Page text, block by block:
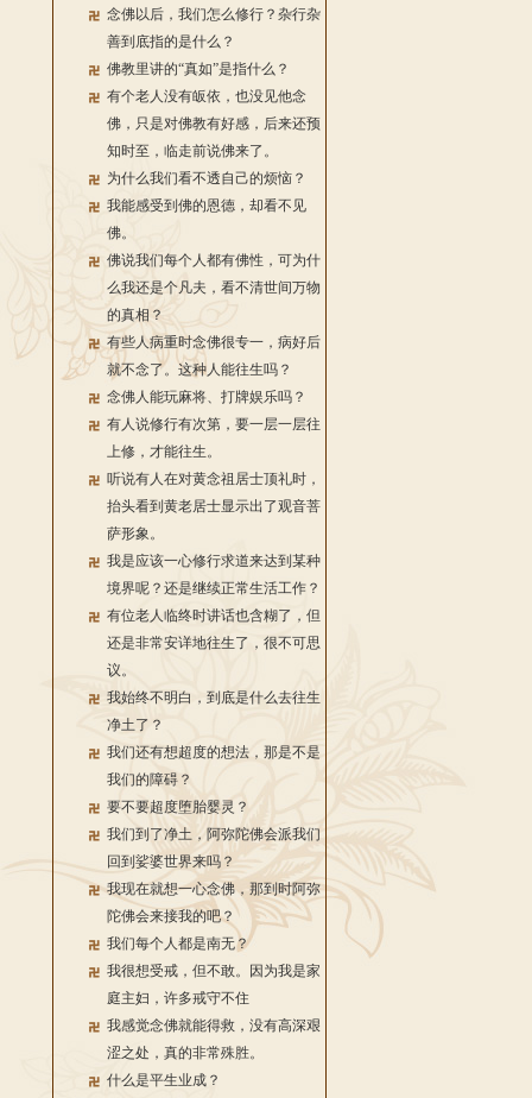
念佛以后，我们怎么修行？杂行杂
善到底指的是什么？
佛教里讲的“真如”是指什么？
有个老人没有皈依，也没见他念
佛，只是对佛教有好感，后来还预
知时至，临走前说佛来了。
为什么我们看不透自己的烦恼？
我能感受到佛的恩德，却看不见
佛。
佛说我们每个人都有佛性，可为什
么我还是个凡夫，看不清世间万物
的真相？
有些人病重时念佛很专一，病好后
就不念了。这种人能往生吗？
念佛人能玩麻将、打牌娱乐吗？
有人说修行有次第，要一层一层往
上修，才能往生。
听说有人在对黄念祖居士顶礼时，
抬头看到黄老居士显示出了观音菩
萨形象。
我是应该一心修行求道来达到某种
境界呢？还是继续正常生活工作？
有位老人临终时讲话也含糊了，但
还是非常安详地往生了，很不可思
议。
我始终不明白，到底是什么去往生
净土了？
我们还有想超度的想法，那是不是
我们的障碍？
要不要超度堕胎婴灵？
我们到了净土，阿弥陀佛会派我们
回到娑婆世界来吗？
我现在就想一心念佛，那到时阿弥
陀佛会来接我的吧？
我们每个人都是南无？
我很想受戒，但不敢。因为我是家
庭主妇，许多戒守不住
我感觉念佛就能得救，没有高深艰
涩之处，真的非常殊胜。
什么是平生业成？